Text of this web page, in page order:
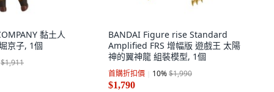
黏土人
京子, 1個
$1,911
BANDAI Figure rise Standard
Amplified FRS 增幅版 遊戲王 太陽
神的翼神龍 組裝模型, 1個
首購折扣價 10%$1,990
$1,790